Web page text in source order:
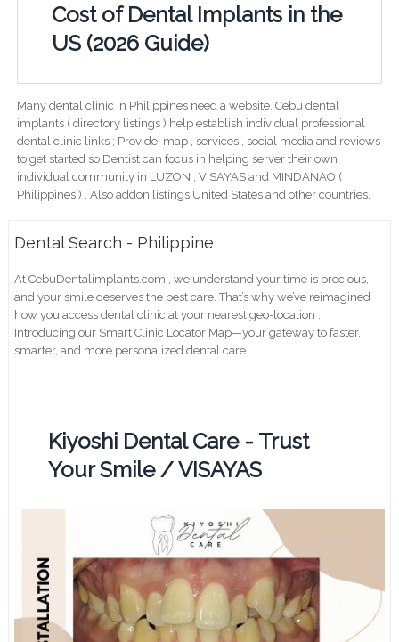
Cost of Dental Implants in the
US (2026 Guide)
Many dental clinic in Philippines need a website. Cebu dental
implants ( directory listings ) help establish individual professional
dental clinic links ; Provide; map , services , social media and reviews
to get started so Dentist can focus in helping server their own
individual community in LUZON , VISAYAS and MINDANAO (
Philippines ) . Also addon listings United States and other countries.
Dental Search - Philippine
At CebuDentalimplants.com , we understand your time is precious,
and your smile deserves the best care. That’s why we’ve reimagined
how you access dental clinic at your nearest geo-location .
Introducing our Smart Clinic Locator Map—your gateway to faster,
smarter, and more personalized dental care.
Kiyoshi Dental Care - Trust
Your Smile / VISAYAS